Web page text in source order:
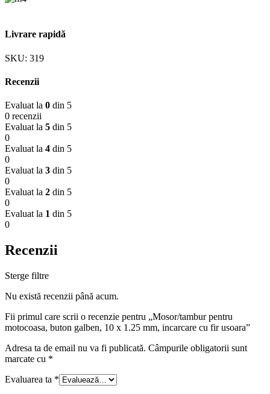
Livrare rapidă
SKU: 319
Recenzii
Evaluat la 0 din 5
0 recenzii
Evaluat la 5 din 5
0
Evaluat la 4 din 5
0
Evaluat la 3 din 5
0
Evaluat la 2 din 5
0
Evaluat la 1 din 5
0
Recenzii
Sterge filtre
Nu există recenzii până acum.
Fii primul care scrii o recenzie pentru „Mosor/tambur pentru
motocoasa, buton galben, 10 x 1.25 mm, incarcare cu fir usoara”
Adresa ta de email nu va fi publicată. Câmpurile obligatorii sunt
marcate cu *
Evaluarea ta *